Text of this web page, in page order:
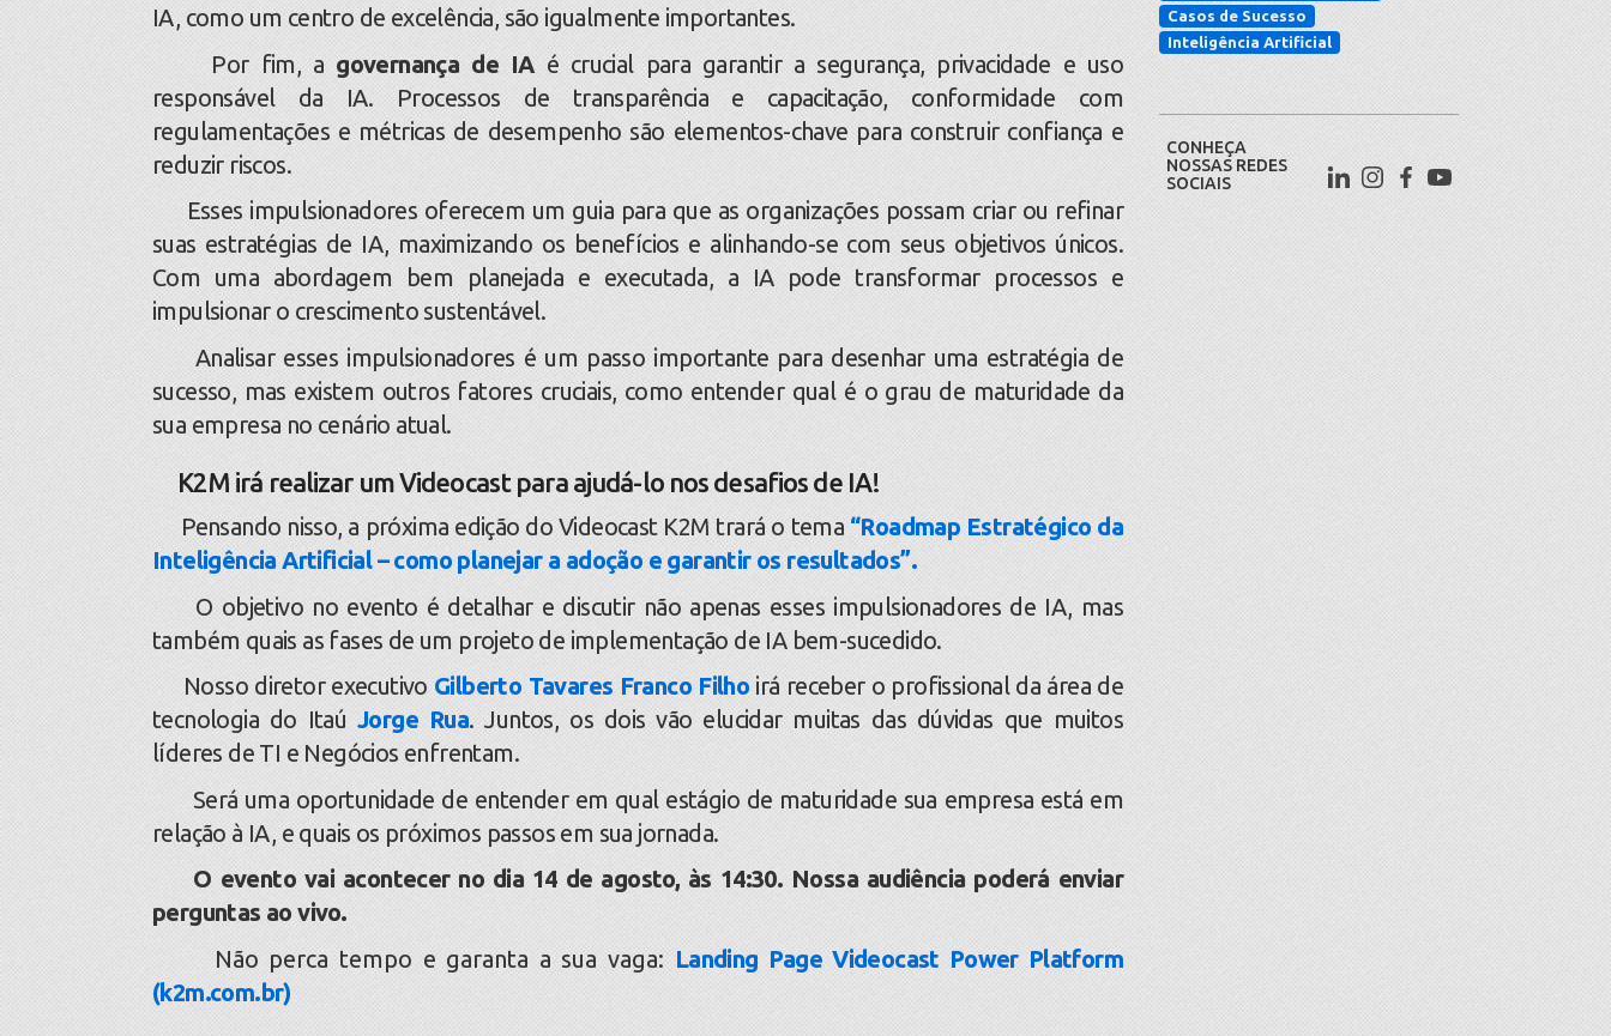
IA, como um centro de excelência, são igualmente importantes.
Por fim, a governança de IAé crucial para garantir a segurança, privacidade e uso
responsável da IA. Processos de transparência e capacitação, conformidade com
regulamentações e métricas de desempenho são elementos-chave para construir confiança e
reduzir riscos.
Esses impulsionadores oferecem um guia para que as organizações possam criar ou refinar
suas estratégias de IA, maximizando os benefícios e alinhando-se com seus objetivos únicos.
Com uma abordagem bem planejada e executada, a IA pode transformar processos e
impulsionar o crescimento sustentável.
Analisar esses impulsionadores é um passo importante para desenhar uma estratégia de
sucesso, mas existem outros fatores cruciais, como entender qual é o grau de maturidade da
sua empresa no cenário atual.
K2M irá realizar um Videocast para ajudá-lo nos desafios de IA!
Pensando nisso, a próxima edição do Videocast K2M trará o tema “Roadmap Estratégico da
Inteligência Artificial – como planejar a adoção e garantir os resultados”.
O objetivo no evento é detalhar e discutir não apenas esses impulsionadores de IA, mas
também quais as fases de um projeto de implementação de IA bem-sucedido.
Nosso diretor executivo Gilberto Tavares Franco Filho irá receber o profissional da área de
tecnologia do ItaúJorge Rua. Juntos, os dois vão elucidar muitas das dúvidas que muitos
líderes de TI e Negócios enfrentam.
Será uma oportunidade de entender em qual estágio de maturidade sua empresa está em
relação à IA, e quais os próximos passos em sua jornada.
O evento vai acontecer no dia 14 de agosto, às 14:30. Nossa audiência poderá enviar
perguntas ao vivo.
Não perca tempo e garanta a sua vaga: Landing Page Videocast Power Platform
(k2m.com.br)
Casos de Sucesso
Inteligência Artificial
CONHEÇA
NOSSAS REDES
SOCIAIS